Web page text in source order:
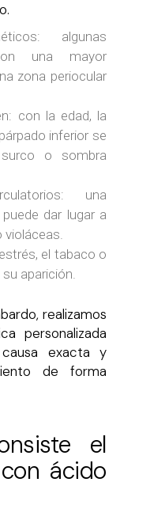
algunas
una mayor
zona periocular
con la edad, la
inferior se
o sombra
una
dar lugar a
violáceas.
el tabaco o
aparición.
realizamos
personalizada
exacta y
de forma
el
ácido